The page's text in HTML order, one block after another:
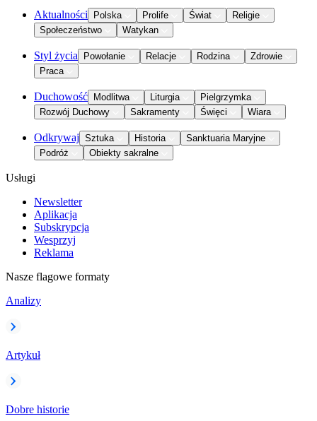
Aktualności Polska Prolife Świat
Religie
Społeczeństwo
Watykan
Styl życia Powołanie Relacje Rodzina
Zdrowie
Praca
Duchowość Modlitwa Liturgia
Pielgrzymka
Rozwój Duchowy
Sakramenty Święci Wiara
Odkrywaj Sztuka Historia
Sanktuaria Maryjne
Podróż
Obiekty sakralne
Usługi
Newsletter
Aplikacja
Subskrypcja
Wesprzyj
Reklama
Nasze flagowe formaty
Analizy
Artykuł
Dobre historie